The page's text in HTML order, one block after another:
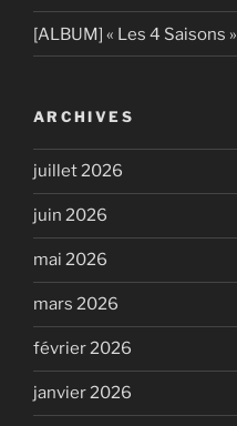
[ALBUM] « Les 4 Saisons
ARCHIVES
juillet 2026
juin 2026
mai 2026
mars 2026
février 2026
janvier 2026